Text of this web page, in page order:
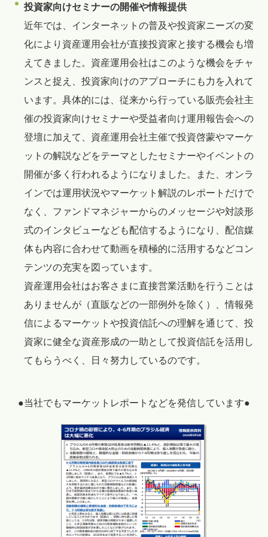
投資家向けセミナーの開催や情報提供
近年では、インターネットの普及や投資家ニーズの変
化により資産運用会社が直接投資家と接する機会も増
えてきました。資産運用会社はこのような機会をチャ
ンスと捉え、投資家向けのアプローチにも力を入れて
います。具体的には、従来から行っている販売会社主
催の投資家向けセミナーや受益者向け運用報告会への
登壇に加えて、資産運用会社主催で投資啓蒙やマーケ
ットの解説などをテーマとしたセミナーやイベントの
開催が多く行われるようになりました。また、オンラ
インでは運用状況やマーケット解説のレポートだけで
なく、ファンドマネジャーからのメッセージや対談形
式のインタビューなども配信するようになり、配信媒
体も内容に合わせて動画を積極的に活用するなどコン
テンツの充実を図っています。
資産運用会社はお客さまに直接営業活動を行うことは
ありませんが（直販などの一部例外を除く）、情報発
信によるマーケットや投資信託への理解を通じて、投
資家に健全な資産形成の一助として投資信託を活用し
てもらうべく、日々努力しているのです。
●当社でもマーケットレポートなどを発信しています●